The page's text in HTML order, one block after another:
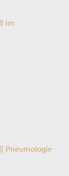
im
Pneumologie